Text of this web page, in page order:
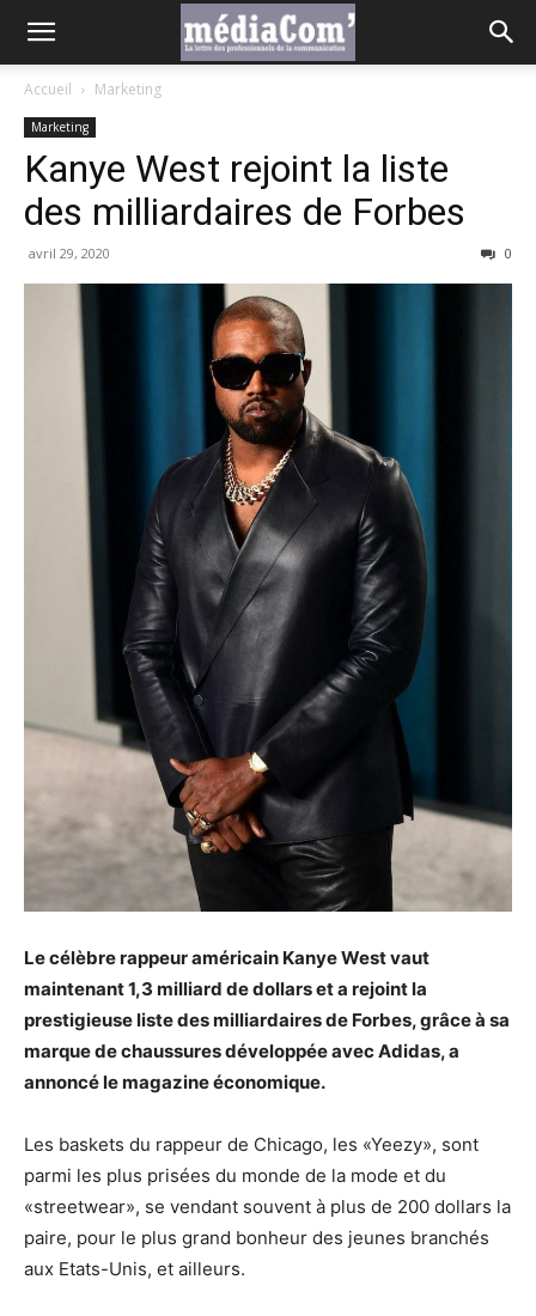
Accueil Marketing
Marketing
Kanye West rejoint la liste
des milliardaires de Forbes
avril 29, 2020 0
Le célèbre rappeur américain Kanye West vaut
maintenant 1,3 milliard de dollars et a rejoint la
prestigieuse liste des milliardaires de Forbes, grâce à sa
marque de chaussures développée avec Adidas, a
annoncé le magazine économique.
Les baskets du rappeur de Chicago, les «Yeezy», sont
parmi les plus prisées du monde de la mode et du
«streetwear», se vendant souvent à plus de 200 dollars la
paire, pour le plus grand bonheur des jeunes branchés
aux Etats-Unis, et ailleurs.